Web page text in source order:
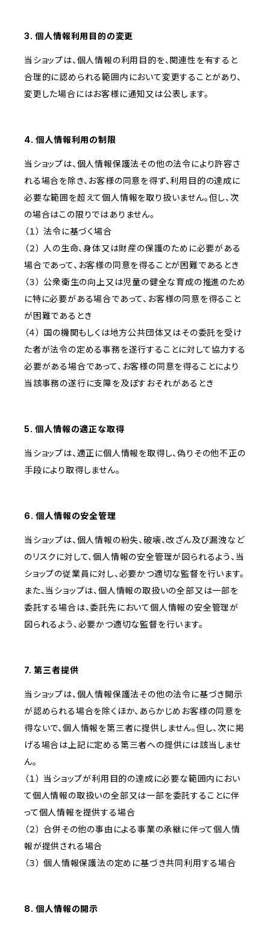
3. 個人情報利用目的の変更
当ショップは、個人情報の利用目的を、関連性を有すると
合理的に認められる範囲内において変更することがあり、
変更した場合にはお客様に通知又は公表します。
4. 個人情報利用の制限
当ショップは、個人情報保護法その他の法令により許容さ
れる場合を除き、お客様の同意を得ず、利用目的の達成に
必要な範囲を超えて個人情報を取り扱いません。但し、次
の場合はこの限りではありません。
（１） 法令に基づく場合
（２） 人の生命、身体又は財産の保護のために必要がある
場合であって、お客様の同意を得ることが困難であるとき
（３） 公衆衛生の向上又は児童の健全な育成の推進のため
に特に必要がある場合であって、お客様の同意を得ること
が困難であるとき
（４） 国の機関もしくは地方公共団体又はその委託を受け
た者が法令の定める事務を遂行することに対して協力する
必要がある場合であって、お客様の同意を得ることにより
当該事務の遂行に支障を及ぼすおそれがあるとき
5. 個人情報の適正な取得
当ショップは、適正に個人情報を取得し、偽りその他不正の
手段により取得しません。
6. 個人情報の安全管理
当ショップは、個人情報の紛失、破壊、改ざん及び漏洩など
のリスクに対して、個人情報の安全管理が図られるよう、当
ショップの従業員に対し、必要かつ適切な監督を行います。
また、当ショップは、個人情報の取扱いの全部又は一部を
委託する場合は、委託先において個人情報の安全管理が
図られるよう、必要かつ適切な監督を行います。
7. 第三者提供
当ショップは、個人情報保護法その他の法令に基づき開示
が認められる場合を除くほか、あらかじめお客様の同意を
得ないで、個人情報を第三者に提供しません。但し、次に掲
げる場合は上記に定める第三者への提供には該当しませ
ん。
（１） 当ショップが利用目的の達成に必要な範囲内におい
て個人情報の取扱いの全部又は一部を委託することに伴
って個人情報を提供する場合
（２） 合併その他の事由による事業の承継に伴って個人情
報が提供される場合
（３） 個人情報保護法の定めに基づき共同利用する場合
8. 個人情報の開示